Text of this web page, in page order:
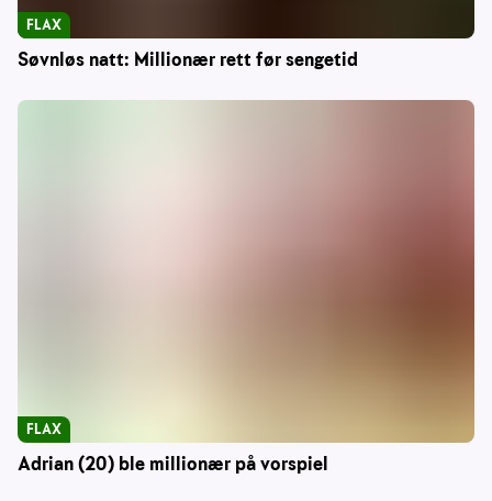
Søvnløs natt: Millionær rett før sengetid
FLAX
Adrian (20) ble millionær på vorspiel
FLAX